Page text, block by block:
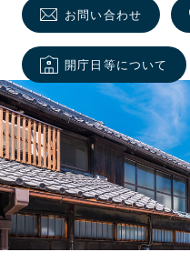
お問い合わせ
開庁日等について